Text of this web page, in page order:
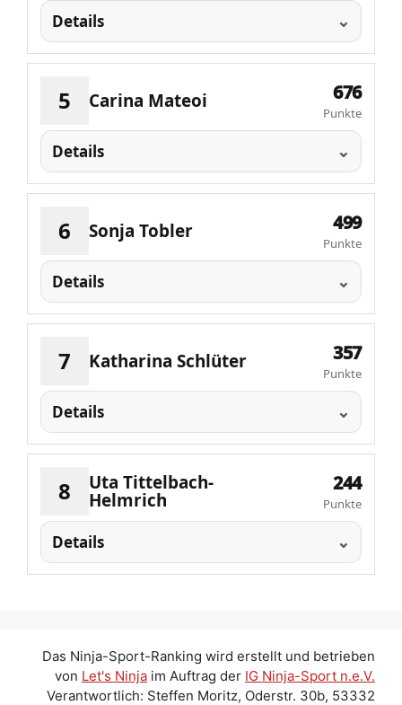
Details
5 Carina Mateoi 676
Punkte
Details
6 Sonja Tobler 499
Punkte
Details
7 Katharina Schlüter 357
Punkte
Details
8 Uta Tittelbach-
Helmrich
244
Punkte
Details
Das Ninja-Sport-Ranking wird erstellt und betrieben
von Let's Ninja im Auftrag der IG Ninja-Sport n.e.V.
Verantwortlich: Steffen Moritz, Oderstr. 30b, 53332